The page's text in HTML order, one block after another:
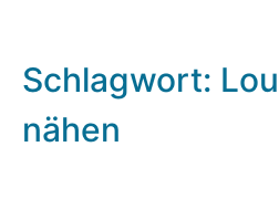
Schlagwort:
nähen